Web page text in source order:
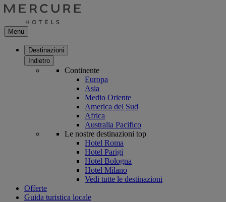
Menu
Destinazioni
Indietro
Continente
Europa
Asia
Medio Oriente
America del Sud
Africa
Australia Pacifico
Le nostre destinazioni top
Hotel Roma
Hotel Parigi
Hotel Bologna
Hotel Milano
Vedi tutte le destinazioni
Offerte
Guida turistica locale